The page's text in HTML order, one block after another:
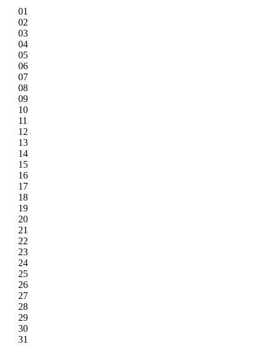
01
02
03
04
05
06
07
08
09
10
11
12
13
14
15
16
17
18
19
20
21
22
23
24
25
26
27
28
29
30
31